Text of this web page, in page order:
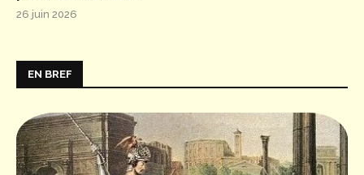
26 juin 2026
EN BREF